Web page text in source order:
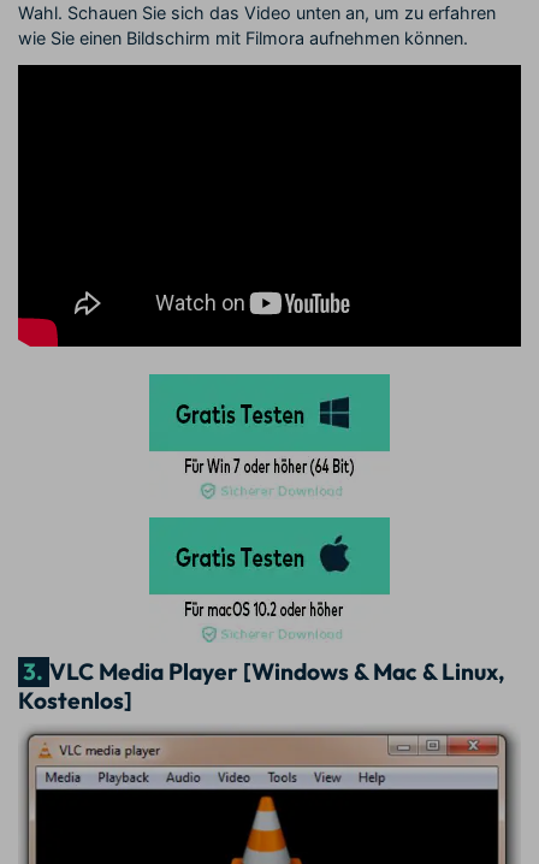
Wahl. Schauen Sie sich das Video unten an, um zu erfahren
wie Sie einen Bildschirm mit Filmora aufnehmen können.
3. VLC Media Player [Windows & Mac & Linux,
Kostenlos]